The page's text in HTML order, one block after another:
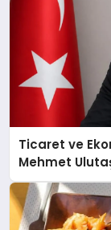
Ticaret ve
Mehmet
açıklamada